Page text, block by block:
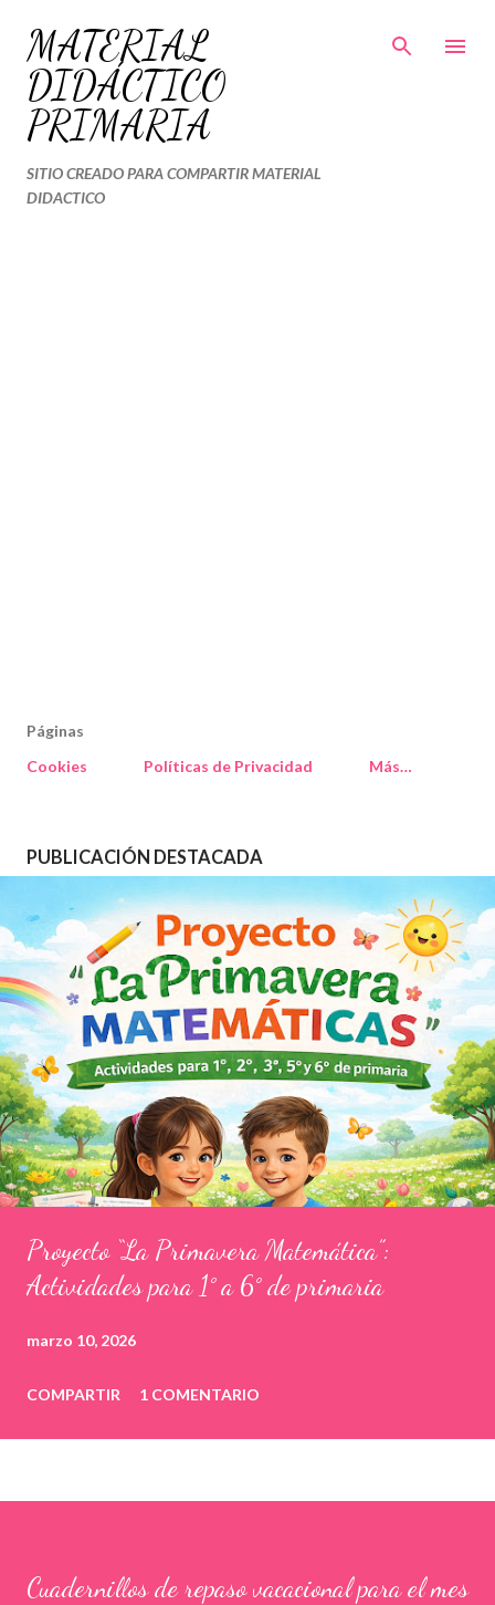
Ir al contenido principal
MATERIAL
DIDÁCTICO
PRIMARIA
SITIO CREADO PARA COMPARTIR MATERIAL
DIDACTICO
Páginas
Cookies
Políticas de Privacidad Más…
PUBLICACIÓN DESTACADA
Proyecto “La Primavera Matemática”:
Actividades para 1° a 6° de primaria
marzo 10, 2026
COMPARTIR 1 COMENTARIO
Cuadernillos de repaso vacacional para el mes